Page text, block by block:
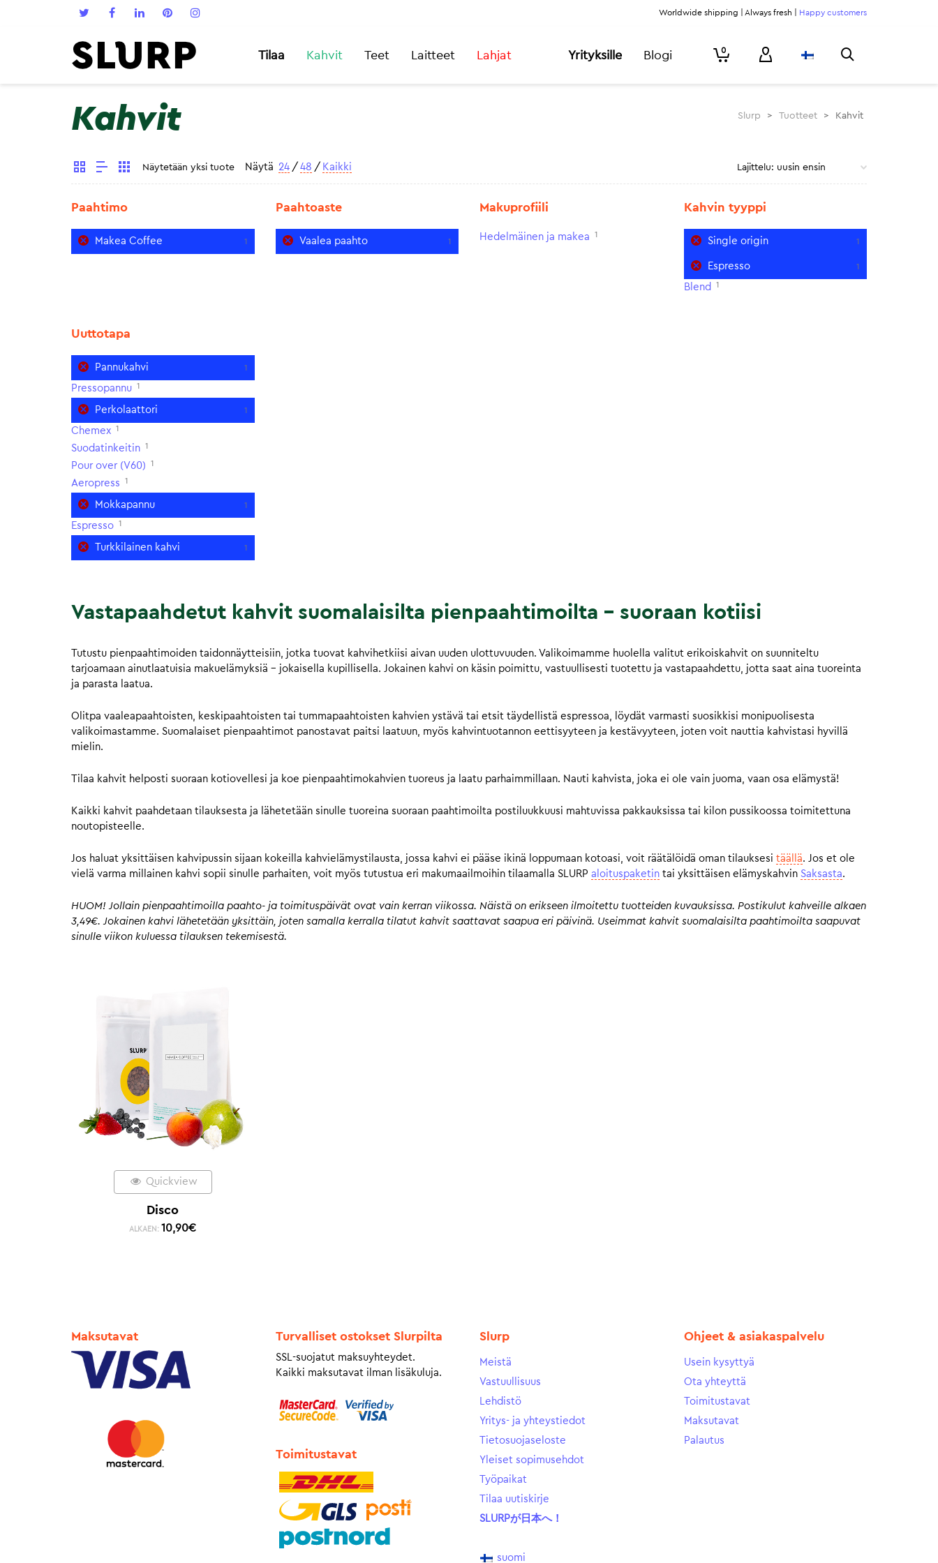
Worldwide shipping | Always fresh | Happy customers
Tilaa Kahvit Teet Laitteet Lahjat Yrityksille Blogi 0
Kahvit Slurp > Tuotteet > Kahvit
Näytetään yksi tuote Näytä 24 / 48 / Kaikki
Paahtimo
Makea Coffee 1
Paahtoaste
Vaalea paahto 1
Makuprofiili
Hedelmäinen ja makea 1
Kahvin tyyppi
Single origin 1
Espresso 1
Blend 1
Uuttotapa
Pannukahvi 1
Pressopannu 1
Perkolaattori 1
Chemex 1
Suodatinkeitin 1
Pour over (V60) 1
Aeropress 1
Mokkapannu 1
Espresso 1
Turkkilainen kahvi 1
Vastapaahdetut kahvit suomalaisilta pienpaahtimoilta – suoraan kotiisi
Tutustu pienpaahtimoiden taidonnäytteisiin, jotka tuovat kahvihetkiisi aivan uuden ulottuvuuden. Valikoimamme huolella valitut erikoiskahvit on suunniteltu
tarjoamaan ainutlaatuisia makuelämyksiä – jokaisella kupillisella. Jokainen kahvi on käsin poimittu, vastuullisesti tuotettu ja vastapaahdettu, jotta saat aina tuoreinta
ja parasta laatua.
Olitpa vaaleapaahtoisten, keskipaahtoisten tai tummapaahtoisten kahvien ystävä tai etsit täydellistä espressoa, löydät varmasti suosikkisi monipuolisesta
valikoimastamme. Suomalaiset pienpaahtimot panostavat paitsi laatuun, myös kahvintuotannon eettisyyteen ja kestävyyteen, joten voit nauttia kahvistasi hyvillä
mielin.
Tilaa kahvit helposti suoraan kotiovellesi ja koe pienpaahtimokahvien tuoreus ja laatu parhaimmillaan. Nauti kahvista, joka ei ole vain juoma, vaan osa elämystä!
Kaikki kahvit paahdetaan tilauksesta ja lähetetään sinulle tuoreina suoraan paahtimoilta postiluukkuusi mahtuvissa pakkauksissa tai kilon pussikoossa toimitettuna
noutopisteelle.
Jos haluat yksittäisen kahvipussin sijaan kokeilla kahvielämystilausta, jossa kahvi ei pääse ikinä loppumaan kotoasi, voit räätälöidä oman tilauksesi täällä. Jos et ole
vielä varma millainen kahvi sopii sinulle parhaiten, voit myös tutustua eri makumaailmoihin tilaamalla SLURP aloituspaketin tai yksittäisen elämyskahvin Saksasta.
HUOM! Jollain pienpaahtimoilla paahto- ja toimituspäivät ovat vain kerran viikossa. Näistä on erikseen ilmoitettu tuotteiden kuvauksissa. Postikulut kahveille alkaen
3,49€. Jokainen kahvi lähetetään yksittäin, joten samalla kerralla tilatut kahvit saattavat saapua eri päivinä. Useimmat kahvit suomalaisilta paahtimoilta saapuvat
sinulle viikon kuluessa tilauksen tekemisestä.
Quickview
Disco
ALKAEN: 10,90€
Maksutavat Turvalliset ostokset Slurpilta
SSL-suojatut maksuyhteydet.
Kaikki maksutavat ilman lisäkuluja.
Toimitustavat
Slurp
Meistä
Vastuullisuus
Lehdistö
Yritys- ja yhteystiedot
Tietosuojaseloste
Yleiset sopimusehdot
Työpaikat
Tilaa uutiskirje
SLURPが日本へ！
suomi
Ohjeet & asiakaspalvelu
Usein kysyttyä
Ota yhteyttä
Toimitustavat
Maksutavat
Palautus